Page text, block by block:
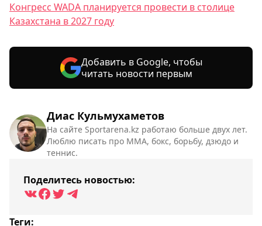
Диас Кульмухаметов
На сайте Sportarena.kz работаю больше двух лет.
Люблю писать про ММА, бокс, борьбу, дзюдо и
теннис.
Поделитесь новостью:
Теги:
Конгресс WADA планируется провести в столице
Казахстана в 2027 году
Добавить в Google, чтобы
читать новости первым